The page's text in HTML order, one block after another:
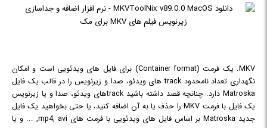
MKV. یک فرمت (Container format) برای فایل های ویدئویی است و امکان
نگهداری تعداد نامحدود track های ویدئو، صدا و زیرنویس را در قالب یک فایل
Matroska دارد. چنانچه قصد داشته باشید trackهای ویدئو، صدا و یا زیرنویس
یک فایل با فرمت MKV را حذف یا به آن اضافه کنید، یا حتی بخواهید یک فایل
جدید Matroska بر اساس فایل های ویدئویی با فرمت های mp4, avi, ... و یا